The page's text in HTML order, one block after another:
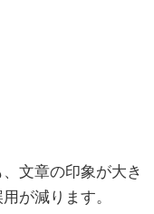
文章の印象が大き
が減ります。